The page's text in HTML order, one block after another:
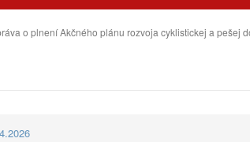
o plnení Akčného plánu rozvoja cyklistickej a pešej